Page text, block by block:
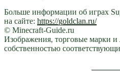
Больше информации об играх
на сайте: https://goldclan.ru/
© Minecraft-Guide.ru
Изображения, торговые марки и
собственностью